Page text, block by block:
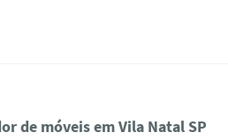
de móveis em Vila Natal SP